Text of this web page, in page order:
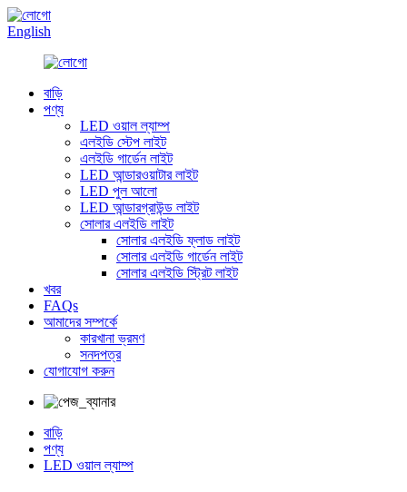
English
বাড়ি
পণ্য
LED ওয়াল ল্যাম্প
এলইডি স্টেপ লাইট
এলইডি গার্ডেন লাইট
LED আন্ডারওয়াটার লাইট
LED পুল আলো
LED আন্ডারগ্রাউন্ড লাইট
সোলার এলইডি লাইট
সোলার এলইডি ফ্লাড লাইট
সোলার এলইডি গার্ডেন লাইট
সোলার এলইডি স্ট্রিট লাইট
খবর
FAQs
আমাদের সম্পর্কে
কারখানা ভ্রমণ
সনদপত্র
যোগাযোগ করুন
বাড়ি
পণ্য
LED ওয়াল ল্যাম্প